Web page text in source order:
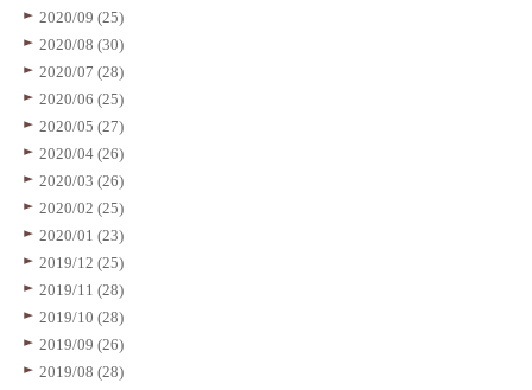
2020/09 (25)
2020/08 (30)
2020/07 (28)
2020/06 (25)
2020/05 (27)
2020/04 (26)
2020/03 (26)
2020/02 (25)
2020/01 (23)
2019/12 (25)
2019/11 (28)
2019/10 (28)
2019/09 (26)
2019/08 (28)